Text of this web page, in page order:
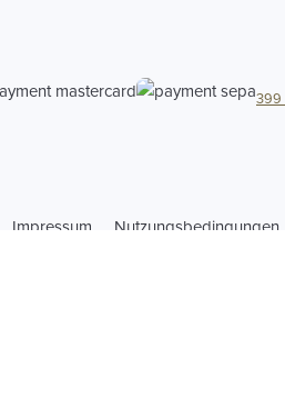
399
Impressum Nutzungsbedingungen